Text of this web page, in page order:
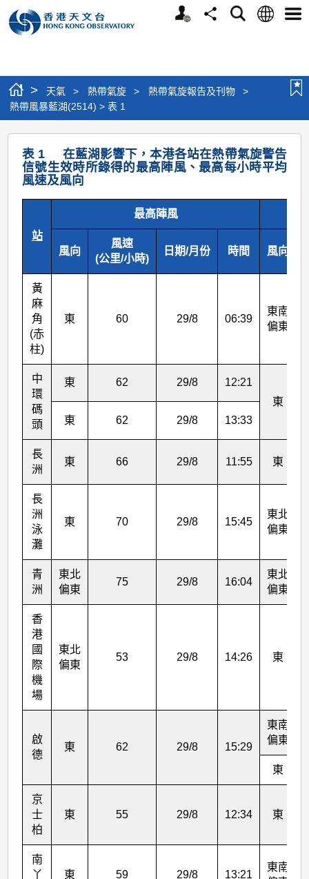
個
分
搜
語
選
> 天氣 > 熱帶氣旋 > 熱帶氣旋報告及刊物
>
熱帶風暴藍湖(2514) > 表 1
熱
帶
風
暴
(2514)
表 1 在藍湖影響下，本港各站在熱帶氣旋警告
信號生效時所錄得的最高陣風、最高每小時平均
風速及風向
站
最高陣風
風向
風速
(公里/小時)
日期/月份 時間 風向
黃
麻
角
(赤
柱)
東 60 29/8 06:39
東南
偏東
中
環
碼
頭
東 62 29/8
12:21
東
東
62 29/8 13:33
長
洲
東 66 29/8 11:55 東
長
洲
泳
灘
東 70 29/8 15:45
東北
偏東
青
洲
東北
偏東
75 29/8 16:04
東北
偏東
香
港
國
際
機
場
東北
偏東
53 29/8 14:26 東
啟
德
東 62 29/8 15:29
東南
偏東
東
京
士
柏
東 55 29/8 12:34 東
南
丫
東 59 29/8 13:21
東南